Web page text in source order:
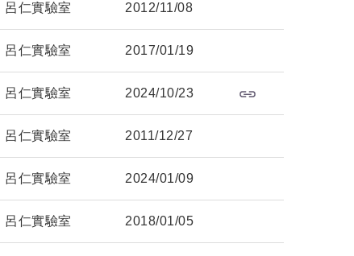
呂仁實驗室 2012/11/08
呂仁實驗室 2017/01/19
呂仁實驗室 2024/10/23
呂仁實驗室 2011/12/27
呂仁實驗室 2024/01/09
呂仁實驗室 2018/01/05